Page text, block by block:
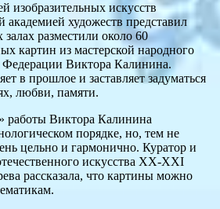
изобразительных искусств
академией художеств представил
разместили около 60
картин из мастерской народного
Федерации Виктора Калинина.
в прошлое и заставляет задуматься
любви, памяти.
работы Виктора Калинина
порядке, но, тем не
цельно и гармонично. Куратор и
искусства XX-XXI
рассказала, что картины можно